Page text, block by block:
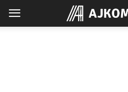
Ajkomp.pl